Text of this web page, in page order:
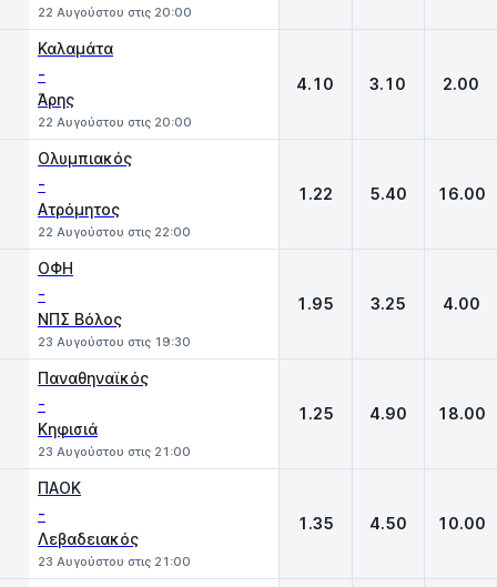
22 Αυγούστου στις 20:00
Καλαμάτα
-
Άρης
22 Αυγούστου στις 20:00
4.10 3.10 2.00
Ολυμπιακός
-
Ατρόμητος
22 Αυγούστου στις 22:00
1.22 5.40 16.00
ΟΦΗ
-
ΝΠΣ Βόλος
23 Αυγούστου στις 19:30
1.95 3.25 4.00
Παναθηναϊκός
-
Κηφισιά
23 Αυγούστου στις 21:00
1.25 4.90 18.00
ΠΑΟΚ
-
Λεβαδειακός
23 Αυγούστου στις 21:00
1.35 4.50 10.00